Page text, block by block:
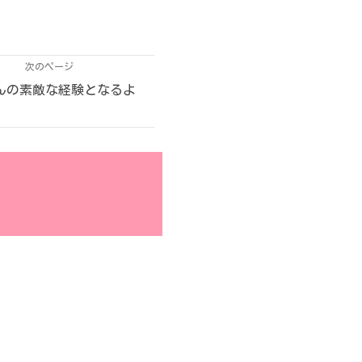
次のページ
の素敵な経験となるよ